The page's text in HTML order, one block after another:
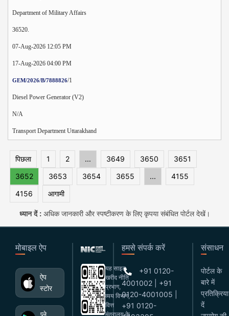
Department of Military Affairs
36520.
07-Aug-2026 12:05 PM
17-Aug-2026 04:00 PM
GEM/2026/B/7888826/1
Diesel Power Generator (V2)
N/A
Transport Department Uttarakhand
पिछला 1 2 ... 3649 3650
3651
3652
3653 3654 3655 ...
4155
4156
आगामी
ध्यान दें :अधिक जानकारी और स्पष्टीकरण के लिए कृपया संबंधित पोर्टल देखें।
मोबाइल ऐप
ऐप
स्टोर
प्ले
यह साइट
खरीद नीति
प्रभाग,
व्यय विभाग,
वित्त
मंत्रालय के
हमसे संपर्क करें
+91 0120-
4001002 | +91
0120-4001005 |
+91 0120-
संसाधन
पोर्टल के
बारे में
प्रतिक्रिया
दें